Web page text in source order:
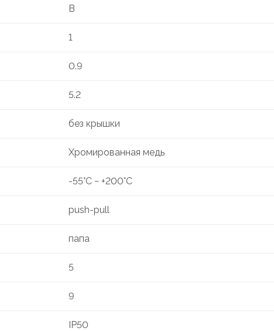
B
1
0.9
5.2
без крышки
Хромированная медь
-55°C ~ +200°C
push-pull
папа
5
9
IP50